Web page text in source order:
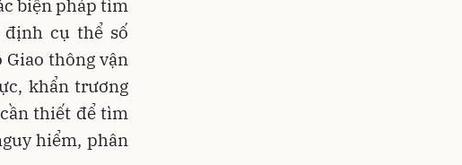
biện pháp tìm
cụ thể số
thông vận
khẩn trương
thiết để tìm
hiểm, phân